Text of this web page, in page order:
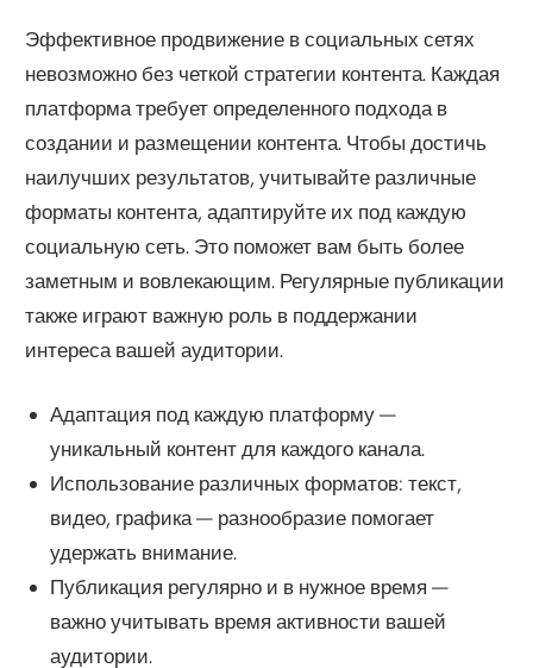
Эффективное продвижение в социальных сетях
невозможно без четкой стратегии контента. Каждая
платформа требует определенного подхода в
создании и размещении контента. Чтобы достичь
наилучших результатов, учитывайте различные
форматы контента, адаптируйте их под каждую
социальную сеть. Это поможет вам быть более
заметным и вовлекающим. Регулярные публикации
также играют важную роль в поддержании
интереса вашей аудитории.
Адаптация под каждую платформу —
уникальный контент для каждого канала.
Использование различных форматов: текст,
видео, графика — разнообразие помогает
удержать внимание.
Публикация регулярно и в нужное время —
важно учитывать время активности вашей
аудитории.